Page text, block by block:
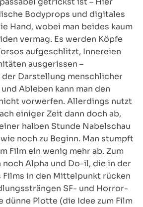
Bodyprops und digitales
Hand, wobei man beides kaum
vermag. Es werden Köpfe
aufgeschlitzt, Innereien
ausgerissen –
Darstellung menschlicher
Ableben kann man den
vorwerfen. Allerdings nutzt
einiger Zeit dann doch ab,
halben Stunde Nabelschau
noch zu Beginn. Man stumpft
Film ein wenig mehr ab. Zum
noch Alpha und Do-il, die in der
Films in den Mittelpunkt rücken
SF- und Horror-
dünne Plotte (die Idee zum Film